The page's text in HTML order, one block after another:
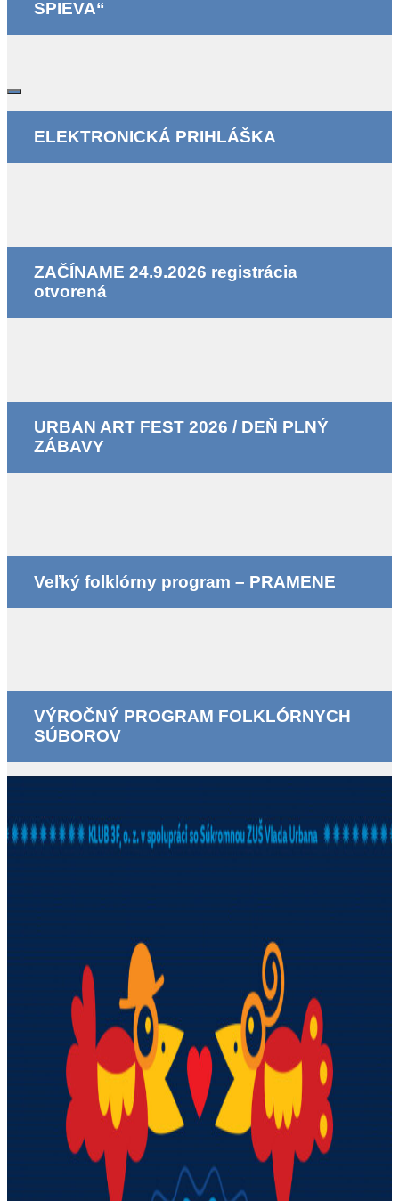
SPIEVA“
ELEKTRONICKÁ PRIHLÁŠKA
ZAČÍNAME 24.9.2026 registrácia
otvorená
URBAN ART FEST 2026 / DEŇ PLNÝ
ZÁBAVY
Veľký folklórny program – PRAMENE
VÝROČNÝ PROGRAM FOLKLÓRNYCH
SÚBOROV